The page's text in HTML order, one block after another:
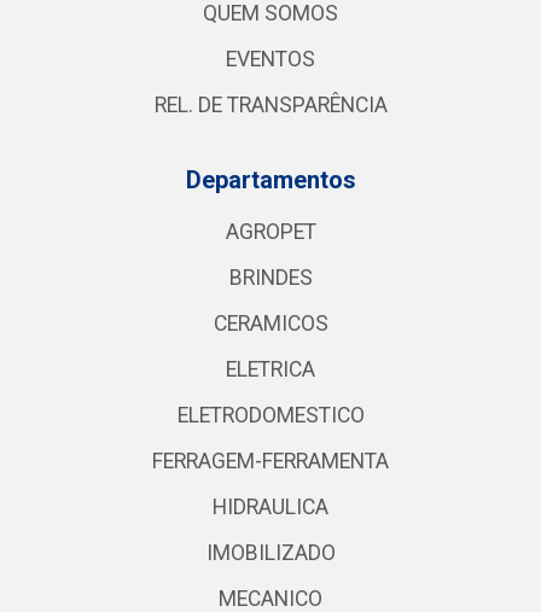
QUEM SOMOS
EVENTOS
REL. DE TRANSPARÊNCIA
Departamentos
AGROPET
BRINDES
CERAMICOS
ELETRICA
ELETRODOMESTICO
FERRAGEM-FERRAMENTA
HIDRAULICA
IMOBILIZADO
MECANICO